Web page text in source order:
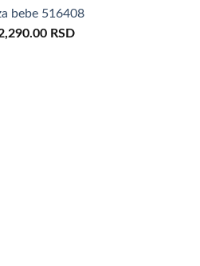
bebe 516408
RSDCurrent